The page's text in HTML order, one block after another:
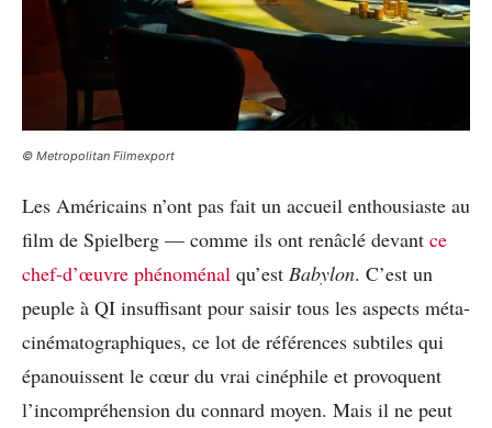
© Metropolitan Filmexport
Les Américains n’ont pas fait un accueil enthousiaste au
film de Spielberg — comme ils ont renâclé devant ce
chef-d’œuvre phénoménal qu’est Babylon. C’est un
peuple à QI insuffisant pour saisir tous les aspects méta-
cinématographiques, ce lot de références subtiles qui
épanouissent le cœur du vrai cinéphile et provoquent
l’incompréhension du connard moyen. Mais il ne peut